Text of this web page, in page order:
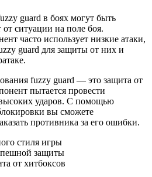
guard в боях могут быть
ситуации на поле боя.
часто использует низкие атаки,
guard для защиты от них и
fuzzy guard — это защита от
пытается провести
ударов. С помощью
вы сможете
противника за его ошибки.
стиля игры
защиты
от хитбоксов